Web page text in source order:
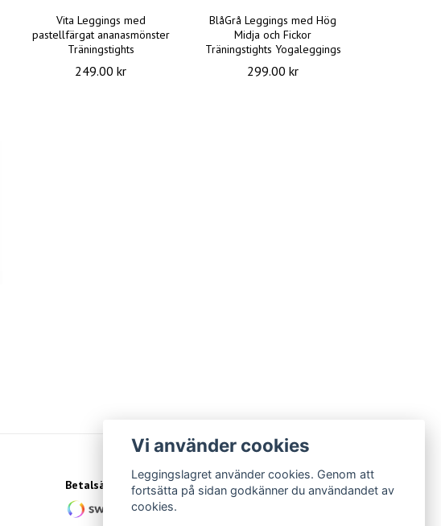
Vita Leggings med
pastellfärgat ananasmönster
Träningstights
249.00 kr
BlåGrå Leggings med Hög
Midja och Fickor
Träningstights Yogaleggings
299.00 kr
Betalsätt
Vi använder cookies
Leggingslagret använder cookies. Genom att
fortsätta på sidan godkänner du användandet av
cookies.